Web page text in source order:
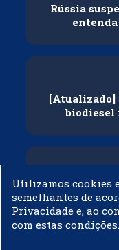
Rússia
[Atualizado]
biodiesel
Governo
Utilizamos cookies
semelhantes de
Privacidade e, ao
com estas condições.